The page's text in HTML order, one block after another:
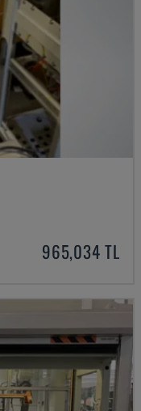
965,034 TL